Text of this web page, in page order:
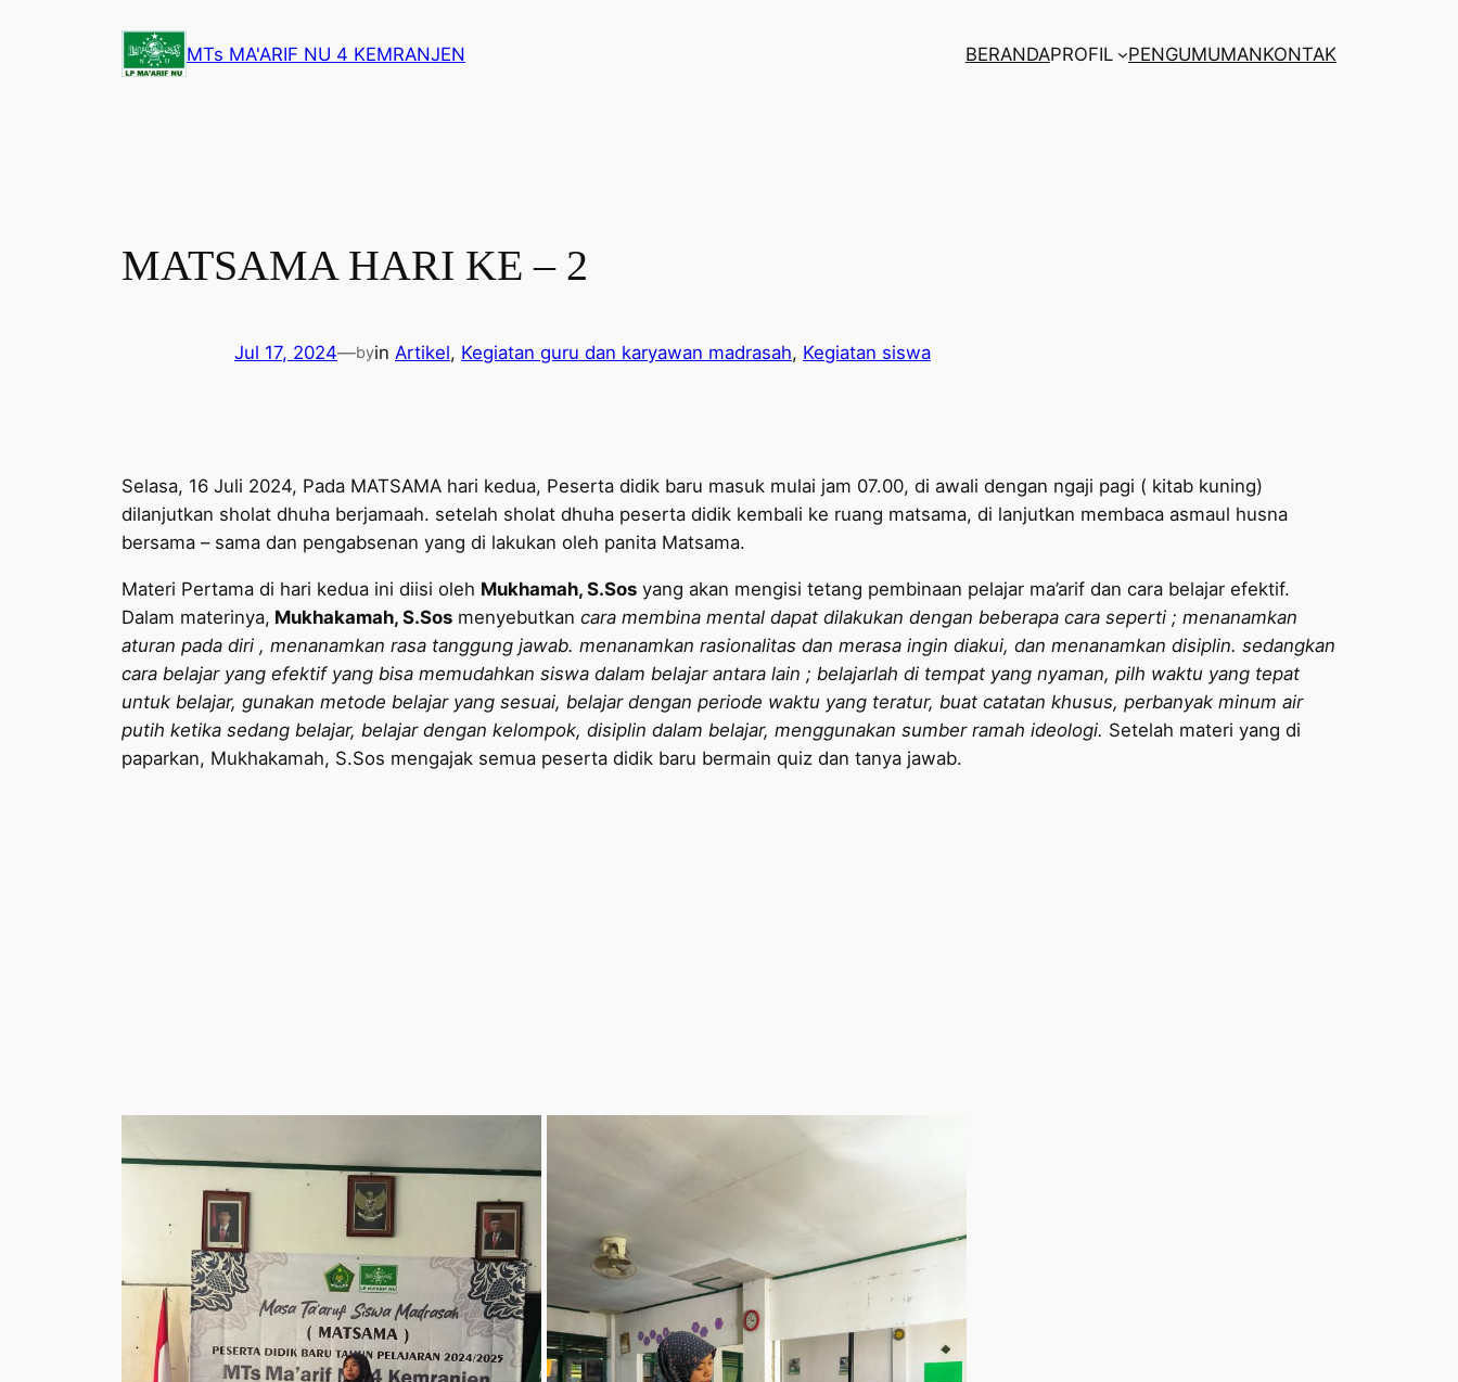
MTs MA'ARIF NU 4 KEMRANJEN BERANDAPROFIL PENGUMUMANKONTAK
MATSAMA HARI KE – 2
Jul 17, 2024—byin Artikel, Kegiatan guru dan karyawan madrasah, Kegiatan siswa
Selasa, 16 Juli 2024, Pada MATSAMA hari kedua, Peserta didik baru masuk mulai jam 07.00, di awali dengan ngaji pagi ( kitab kuning)
dilanjutkan sholat dhuha berjamaah. setelah sholat dhuha peserta didik kembali ke ruang matsama, di lanjutkan membaca asmaul husna
bersama – sama dan pengabsenan yang di lakukan oleh panita Matsama.
Materi Pertama di hari kedua ini diisi oleh Mukhamah, S.Sos yang akan mengisi tetang pembinaan pelajar ma’arif dan cara belajar efektif.
Dalam materinya, Mukhakamah, S.Sos menyebutkan cara membina mental dapat dilakukan dengan beberapa cara seperti ; menanamkan
aturan pada diri , menanamkan rasa tanggung jawab. menanamkan rasionalitas dan merasa ingin diakui, dan menanamkan disiplin. sedangkan
cara belajar yang efektif yang bisa memudahkan siswa dalam belajar antara lain ; belajarlah di tempat yang nyaman, pilh waktu yang tepat
untuk belajar, gunakan metode belajar yang sesuai, belajar dengan periode waktu yang teratur, buat catatan khusus, perbanyak minum air
putih ketika sedang belajar, belajar dengan kelompok, disiplin dalam belajar, menggunakan sumber ramah ideologi. Setelah materi yang di
paparkan, Mukhakamah, S.Sos mengajak semua peserta didik baru bermain quiz dan tanya jawab.